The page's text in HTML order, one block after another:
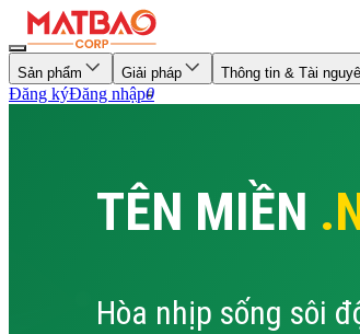
Sản phẩm Giải pháp Thông tin & Tài
Đăng kýĐăng nhập0
TÊN MIỀN
Hòa nhịp sống sôi